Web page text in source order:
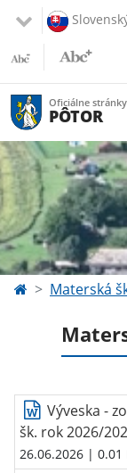
Oficiálne
PÔTOR
Materská
Výveska -
šk. rok 2026/
26.06.2026 | 0.01